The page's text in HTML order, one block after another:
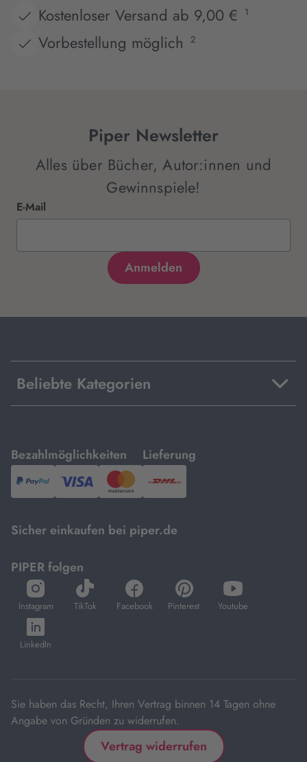
Kostenloser Versand ab 9,00 €
1
Vorbestellung möglich 2
Piper Newsletter
Alles über Bücher, Autor:innen und
Gewinnspiele!
E-Mail
Beliebte Kategorien
Bezahlmöglichkeiten
mit
PayPal,Visa
und
Lieferung
mit
DHL.
Sicher einkaufen bei piper.de
PIPER folgen
Instagram
öffnet
in
neuem
Tab
TikTok
öffnet
in
Facebook
öffnet
in
Pinterest
öffnet
in
Youtube
öffnet
in
LinkedIn
öffnet
in
Sie haben das Recht, Ihren Vertrag binnen 14 Tagen ohne
Angabe von Gründen zu widerrufen.
Vertrag widerrufen